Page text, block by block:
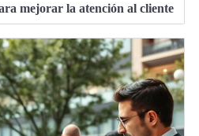
mejorar la atención al cliente